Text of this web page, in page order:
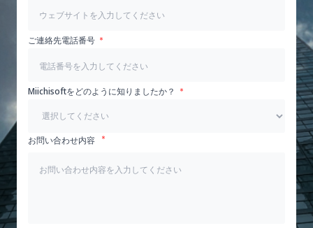
ご連絡先電話番号
Miichisoftをどのように知りましたか？
お問い合わせ内容